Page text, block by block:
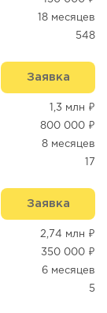
18 месяцев
548
Заявка
1,3 млн ₽
800 000 ₽
8 месяцев
17
Заявка
2,74 млн ₽
350 000 ₽
6 месяцев
5